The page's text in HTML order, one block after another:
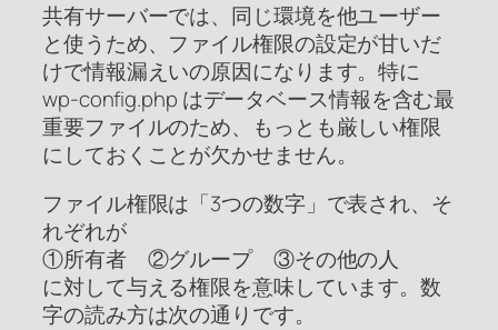
共有サーバーでは、同じ環境を他ユーザー
と使うため、ファイル権限の設定が甘いだ
けで情報漏えいの原因になります。特に
wp-config.php はデータベース情報を含む最
重要ファイルのため、もっとも厳しい権限
にしておくことが欠かせません。
ファイル権限は「3つの数字」で表され、そ
れぞれが
①所有者 ②グループ ③その他の人
に対して与える権限を意味しています。数
字の読み方は次の通りです。